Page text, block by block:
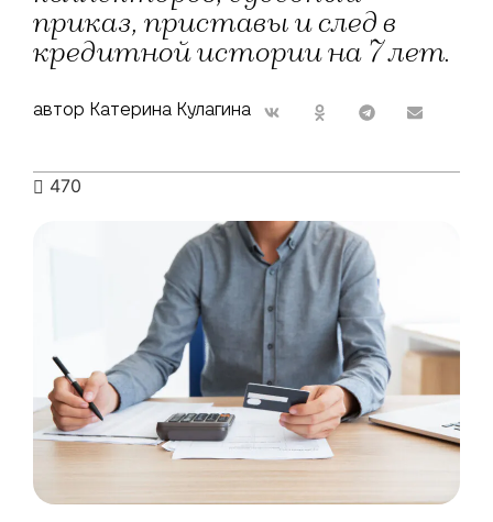
приказ, приставы и след в
кредитной истории на 7 лет.
автор Катерина Кулагина
470